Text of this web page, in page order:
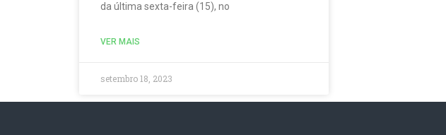
da última sexta-feira (15), no
VER MAIS
setembro 18, 2023